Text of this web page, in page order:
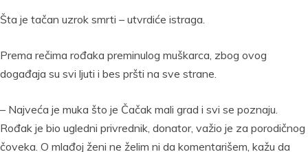
Šta je tačan uzrok smrti – utvrdiće istraga.
Prema rečima rođaka preminulog muškarca, zbog ovog
događaja su svi ljuti i bes pršti na sve strane.
– Najveća je muka što je Čačak mali grad i svi se poznaju.
Rođak je bio ugledni privrednik, donator, važio je za porodičnog
čoveka. O mlađoj ženi ne želim ni da komentarišem, kažu da